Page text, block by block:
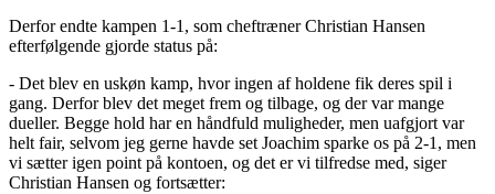
Derfor endte kampen 1-1, som cheftræner Christian Hansen
efterfølgende gjorde status på:
- Det blev en uskøn kamp, hvor ingen af holdene fik deres spil i
gang. Derfor blev det meget frem og tilbage, og der var mange
dueller. Begge hold har en håndfuld muligheder, men uafgjort var
helt fair, selvom jeg gerne havde set Joachim sparke os på 2-1, men
vi sætter igen point på kontoen, og det er vi tilfredse med, siger
Christian Hansen og fortsætter: